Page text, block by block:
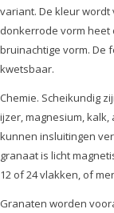
variant. De kleur
donkerrode vorm heet
bruinachtige vorm. De
kwetsbaar.
Chemie. Scheikundig
ijzer, magnesium,
kunnen insluitingen
granaat is licht
12 of 24 vlakken, of
Granaten worden